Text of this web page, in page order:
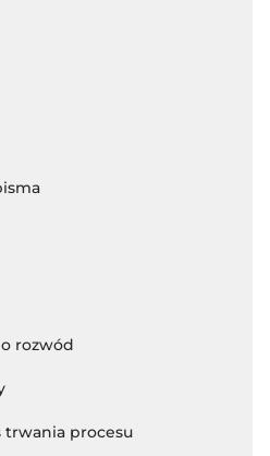
rozwód
trwania procesu